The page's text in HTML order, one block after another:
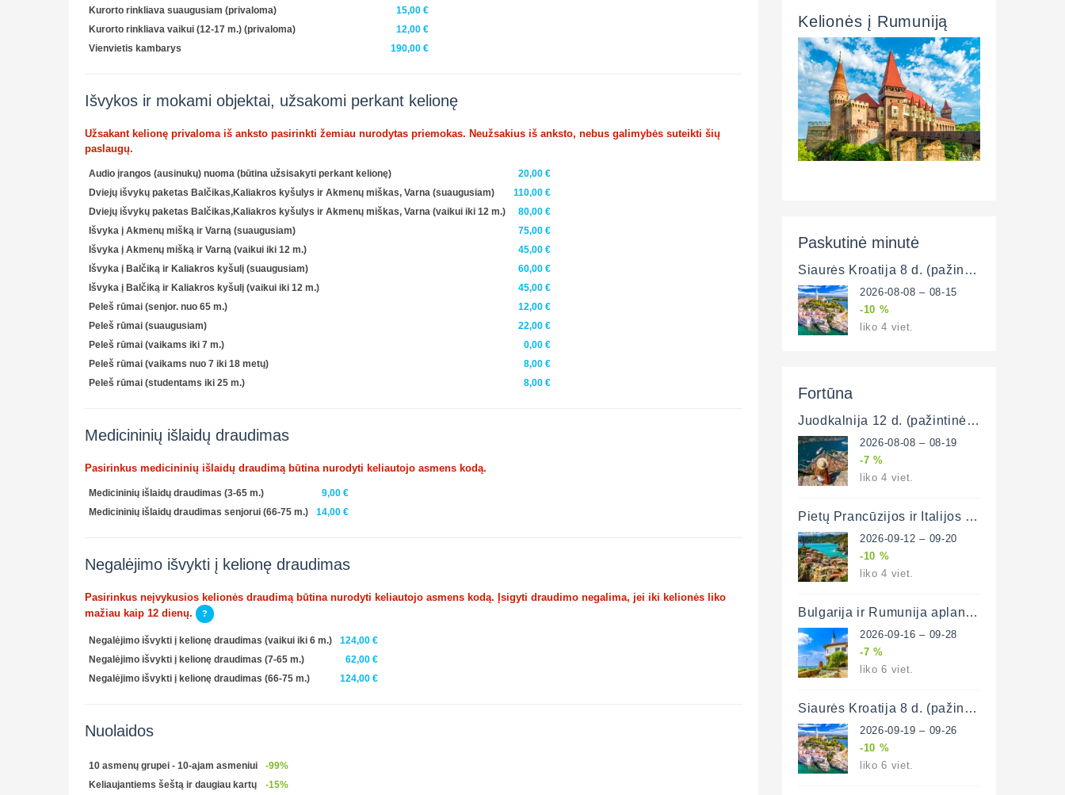
Kurorto rinkliava suaugusiam (privaloma)
15,00 €
Kurorto rinkliava vaikui (12-17 m.) (privaloma)
12,00 €
Vienvietis kambarys
190,00 €
Išvykos ir mokami objektai, užsakomi perkant kelionę
Užsakant kelionę privaloma iš anksto pasirinkti žemiau nurodytas priemokas. Neužsakius iš anksto, nebus galimybės suteikti šių
paslaugų.
Audio įrangos (ausinukų) nuoma (būtina užsisakyti perkant kelionę)
20,00 €
Dviejų išvykų paketas Balčikas,Kaliakros kyšulys ir Akmenų miškas, Varna (suaugusiam)
110,00 €
Dviejų išvykų paketas Balčikas,Kaliakros kyšulys ir Akmenų miškas, Varna (vaikui iki 12 m.)
80,00 €
Išvyka į Akmenų mišką ir Varną (suaugusiam)
75,00 €
Išvyka į Akmenų mišką ir Varną (vaikui iki 12 m.)
45,00 €
Išvyka į Balčiką ir Kaliakros kyšulį (suaugusiam)
60,00 €
Išvyka į Balčiką ir Kaliakros kyšulį (vaikui iki 12 m.)
45,00 €
Peleš rūmai (senjor. nuo 65 m.)
12,00 €
Peleš rūmai (suaugusiam)
22,00 €
Peleš rūmai (vaikams iki 7 m.)
0,00 €
Peleš rūmai (vaikams nuo 7 iki 18 metų)
8,00 €
Peleš rūmai (studentams iki 25 m.)
8,00 €
Medicininių išlaidų draudimas
Pasirinkus medicininių išlaidų draudimą būtina nurodyti keliautojo asmens kodą.
Medicininių išlaidų draudimas (3-65 m.)
9,00 €
Medicininių išlaidų draudimas senjorui (66-75 m.)
14,00 €
Negalėjimo išvykti į kelionę draudimas
Pasirinkus neįvykusios kelionės draudimą būtina nurodyti keliautojo asmens kodą. Įsigyti draudimo negalima, jei iki kelionės liko
mažiau kaip 12 dienų.
?
Negalėjimo išvykti į kelionę draudimas (vaikui iki 6 m.)
124,00 €
Negalėjimo išvykti į kelionę draudimas (7-65 m.)
62,00 €
Negalėjimo išvykti į kelionę draudimas (66-75 m.)
124,00 €
Nuolaidos
10 asmenų grupei - 10-ajam asmeniui
-99%
Keliaujantiems šeštą ir daugiau kartų
-15%
Kelionės į Rumuniją
Paskutinė minutė
Šiaurės Kroatija 8 d. (pažintinė - poilsinė)
2026-08-08 – 08-15
-10 %
liko 4 viet.
Fortūna
Juodkalnija 12 d. (pažintinė-poilsinė)
2026-08-08 – 08-19
-7 %
liko 4 viet.
Pietų Prancūzijos ir Italijos Rivjera (pažintinė-poilsinė) 9 d.
2026-09-12 – 09-20
-10 %
liko 4 viet.
Bulgarija ir Rumunija aplankant Stambulą (pažintinė-poilsinė)
2026-09-16 – 09-28
-7 %
liko 6 viet.
Šiaurės Kroatija 8 d. (pažintinė - poilsinė)
2026-09-19 – 09-26
-10 %
liko 6 viet.